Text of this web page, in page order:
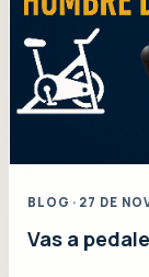
BLOG · 27 DE
Vas a